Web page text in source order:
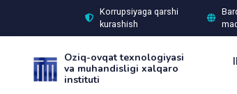
Korrupsiyaga qarshi
kurashish
Oziq-ovqat texnologiyasi
va muhandisligi xalqaro
instituti